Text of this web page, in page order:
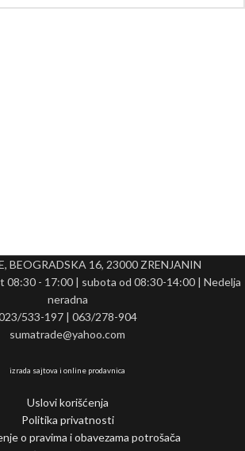
BEOGRADSKA 16, 23000 ZRENJANIN
08:30 - 17:00 | subota od 08:30-14:00 | Nedelja
neradna
533-197 | 063/278-904
sumatrade@yahoo.com
izrada sajtova i online prodavnica
Uslovi korišćenja
Politika privatnosti
o pravima i obavezama potrošača